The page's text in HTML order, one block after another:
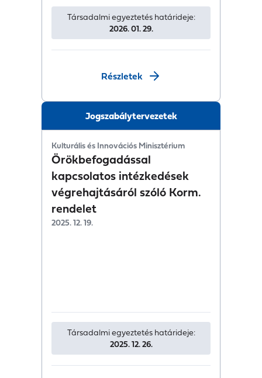
Társadalmi egyeztetés határideje:
2026. 01. 29.
Részletek
Jogszabálytervezetek
Kulturális és Innovációs Minisztérium
Örökbefogadással
kapcsolatos intézkedések
végrehajtásáról szóló Korm.
rendelet
2025. 12. 19.
Társadalmi egyeztetés határideje:
2025. 12. 26.